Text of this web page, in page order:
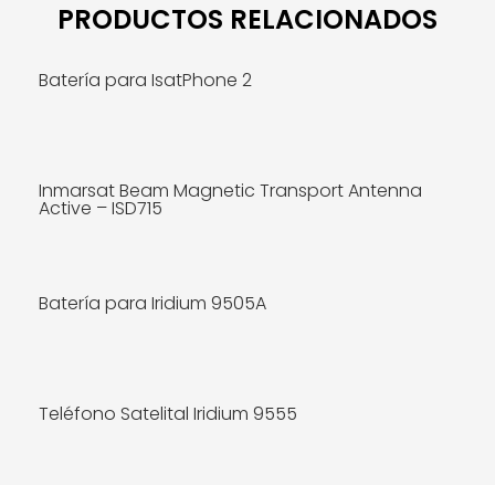
PRODUCTOS RELACIONADOS
Batería para IsatPhone 2
MÁS INFO
Inmarsat Beam Magnetic Transport Antenna
Active – ISD715
Batería para Iridium 9505A
Teléfono Satelital Iridium 9555